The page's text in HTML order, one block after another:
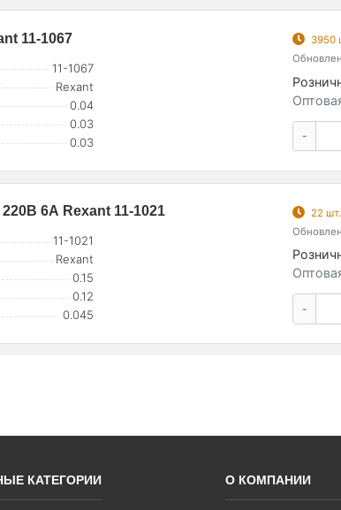
11-1067
11-1067
Rexant
0.04
0.03
0.03
3950
-
6А Rexant 11-1021
11-1021
Rexant
0.15
0.12
0.045
22
-
КАТЕГОРИИ О КОМПАНИИ